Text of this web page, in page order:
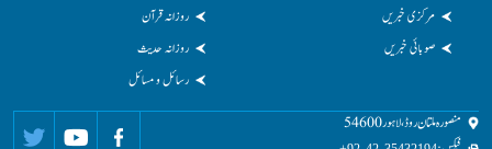
مرکزی خبریں
صوبائی خبریں
روزانہ قرآن
روزانہ حدیث
رسائل و مسائل
منصورہ ملتان روڈ، لاہور 54600